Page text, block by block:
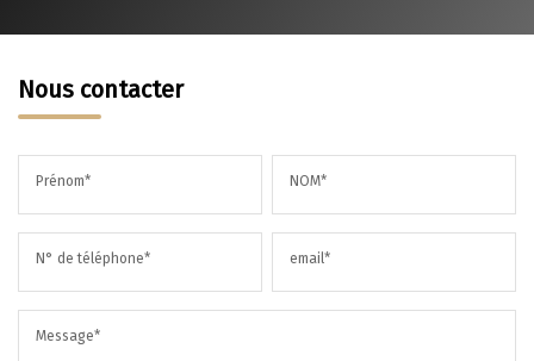
Nous contacter
Prénom* NOM*
N° de téléphone* email*
Message*